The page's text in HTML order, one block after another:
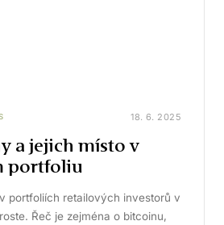
18. 6. 2025
a jejich místo v
portfoliu
portfoliích retailových investorů v
Řeč je zejména o bitcoinu,